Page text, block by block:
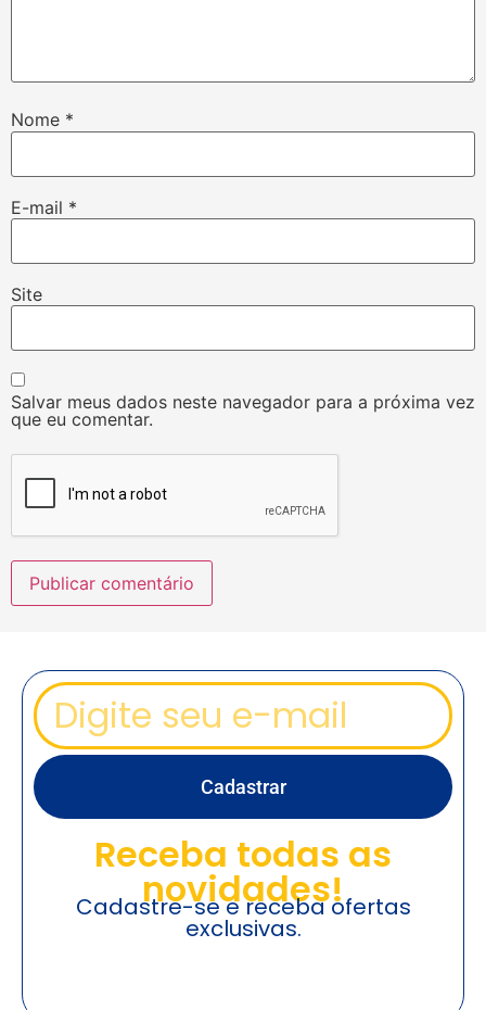
Nome *
E-mail *
Site
Salvar meus dados neste navegador para a próxima vez
que eu comentar.
Cadastrar
Receba todas as
novidades!
Cadastre-se e receba ofertas
exclusivas.